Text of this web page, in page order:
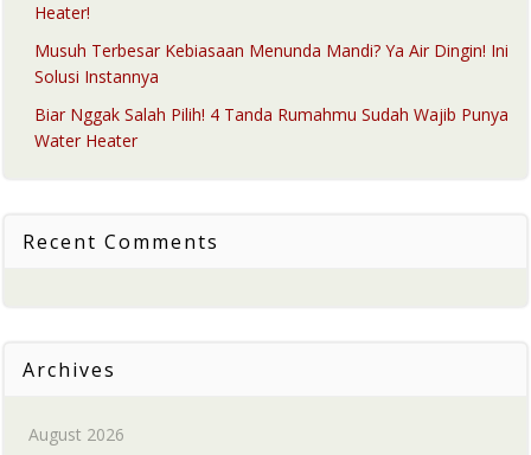
Heater!
Musuh Terbesar Kebiasaan Menunda Mandi? Ya Air Dingin! Ini
Solusi Instannya
Biar Nggak Salah Pilih! 4 Tanda Rumahmu Sudah Wajib Punya
Water Heater
Recent Comments
Archives
August 2026